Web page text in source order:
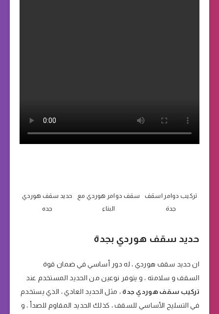
تركيب دوامر اسقف
جدة
سقف دوامر هوردي مع
البناء
حديد سقف هوردي
جده
حديد سقف هوردي بجدة
ان حديد سقف هوردي ، له دور أساسي في ضمان قوة
السقف و سلامته ، و يتوفر نوعين من الحديد المستخدم عند
تركيب سقف هوردي جدة ، مثل الحديد العادي ، الذي يستخدم
في التسليح الأساسي للسقف ، كذلك الحديد المقاوم للصدأ ، و